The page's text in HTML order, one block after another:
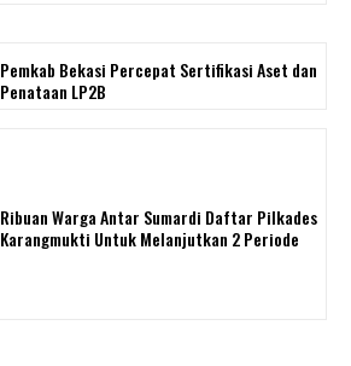
Pemkab Bekasi Percepat Sertifikasi Aset dan
Penataan LP2B
Ribuan Warga Antar Sumardi Daftar Pilkades
Karangmukti Untuk Melanjutkan 2 Periode